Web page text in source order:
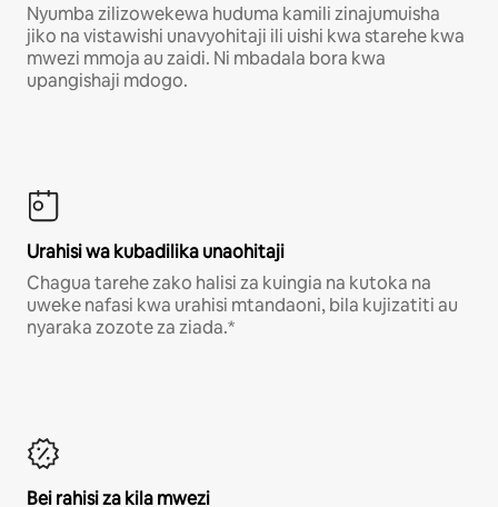
Nyumba zilizowekewa huduma kamili zinajumuisha
jiko na vistawishi unavyohitaji ili uishi kwa starehe kwa
mwezi mmoja au zaidi. Ni mbadala bora kwa
upangishaji mdogo.
Urahisi wa kubadilika unaohitaji
Chagua tarehe zako halisi za kuingia na kutoka na
uweke nafasi kwa urahisi mtandaoni, bila kujizatiti au
nyaraka zozote za ziada.*
Bei rahisi za kila mwezi